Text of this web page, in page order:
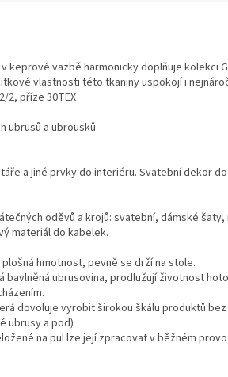
keprové vazbě harmonicky doplňuje kolekci
vlastnosti této tkaniny uspokojí i
2, příze 30TEX
ubrusů a ubrousků
a jiné prvky do interiéru. Svatební dekor
oděvů a krojů: svatební, dámské šaty,
materiál do kabelek.
hmotnost, pevně se drží na stole.
bavlněná ubrusovina, prodlužují životnost
dovoluje vyrobit širokou škálu produktů
ubrusy a pod)
na pul lze její zpracovat v běžném